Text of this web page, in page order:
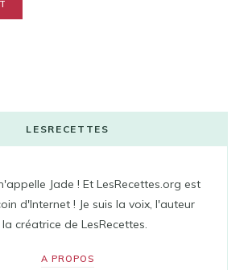
LESRECETTES
Jade ! Et LesRecettes.org est
d'Internet ! Je suis la voix, l'auteur
créatrice de LesRecettes.
A PROPOS